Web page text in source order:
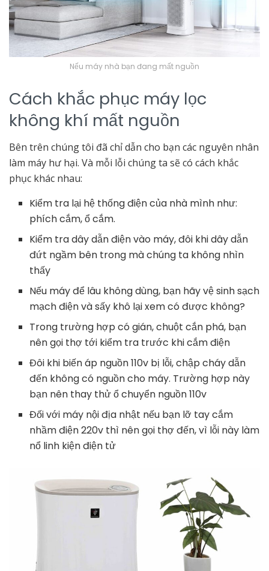
Nếu máy nhà bạn đang mất nguồn
Cách khắc phục máy lọc
không khí mất nguồn
Bên trên chúng tôi đã chỉ dẫn cho bạn các nguyên nhân
làm máy hư hại. Và mỗi lỗi chúng ta sẽ có cách khắc
phục khác nhau:
Kiểm tra lại hệ thống điện của nhà mình như:
phích cắm, ổ cắm.
Kiểm tra dây dẫn điện vào máy, đôi khi dây dẫn
đứt ngầm bên trong mà chúng ta không nhìn
thấy
Nếu máy để lâu không dùng, bạn hãy vệ sinh sạch
mạch điện và sấy khô lại xem có được không?
Trong trường hợp có gián, chuột cắn phá, bạn
nên gọi thợ tới kiểm tra trước khi cắm điện
Đôi khi biến áp nguồn 110v bị lỗi, chập cháy dẫn
đến không có nguồn cho máy. Trường hợp này
bạn nên thay thử ổ chuyển nguồn 110v
Đối với máy nội địa nhật nếu bạn lỡ tay cắm
nhầm điện 220v thì nên gọi thợ đến, vì lỗi này làm
nổ linh kiện điện tử